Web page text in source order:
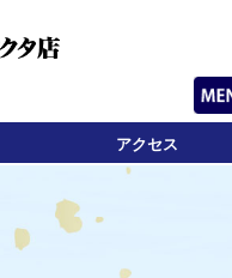
アクセス